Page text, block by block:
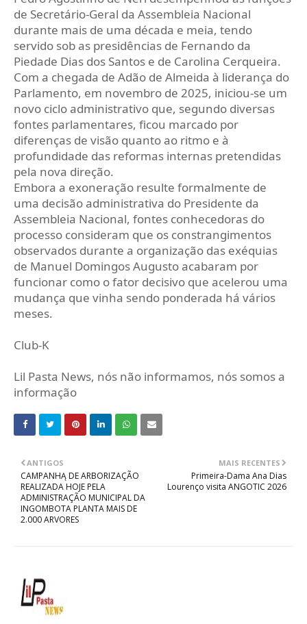
de Secretário-Geral da Assembleia Nacional
durante mais de uma década e meia, tendo
servido sob as presidências de Fernando da
Piedade Dias dos Santos e de Carolina Cerqueira.
Com a chegada de Adão de Almeida à liderança do
Parlamento, em novembro de 2025, iniciou-se um
novo ciclo administrativo que, segundo diversas
fontes parlamentares, ficou marcado por
diferenças de visão quanto ao ritmo e à
profundidade das reformas internas pretendidas
pela nova direção.
Embora a exoneração resulte formalmente de
uma decisão administrativa do Presidente da
Assembleia Nacional, fontes conhecedoras do
processo consideram que os constrangimentos
observados durante a organização das exéquias
de Manuel Domingos Augusto acabaram por
funcionar como o fator decisivo que acelerou uma
mudança que vinha sendo ponderada há vários
meses.
Club-K
Lil Pasta News, nós não informamos, nós somos a
informação
MAIS RECENTES
Primeira-Dama Ana Dias
Lourenço visita ANGOTIC 2026
ANTIGOS
CAMPANHĄ DE ARBORIZAÇÃO
REALIZADA HOJE PELA
ADMINISTRAÇÃO MUNICIPAL DA
INGOMBOTA PLANTA MAIS DE
2.000 ARVORES